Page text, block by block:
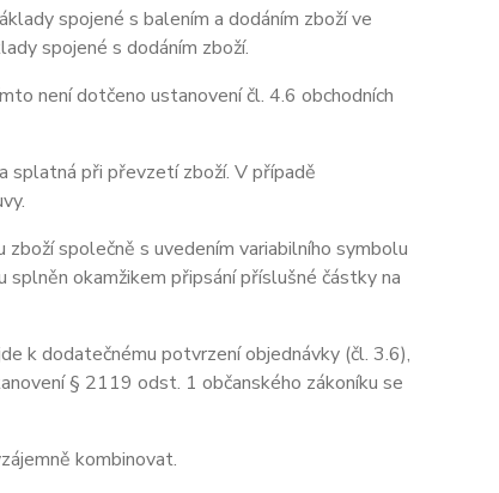
spojené s balením a dodáním zboží ve
spojené s dodáním zboží.
není dotčeno ustanovení čl. 4.6 obchodních
při převzetí zboží. V případě
společně s uvedením variabilního symbolu
okamžikem připsání příslušné částky na
k dodatečnému potvrzení objednávky (čl. 3.6),
§ 2119 odst. 1 občanského zákoníku se
kombinovat.